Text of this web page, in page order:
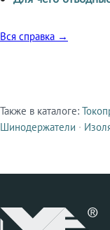
Вся справка →
Смежные
Также в каталоге:
Шинодержатели ·